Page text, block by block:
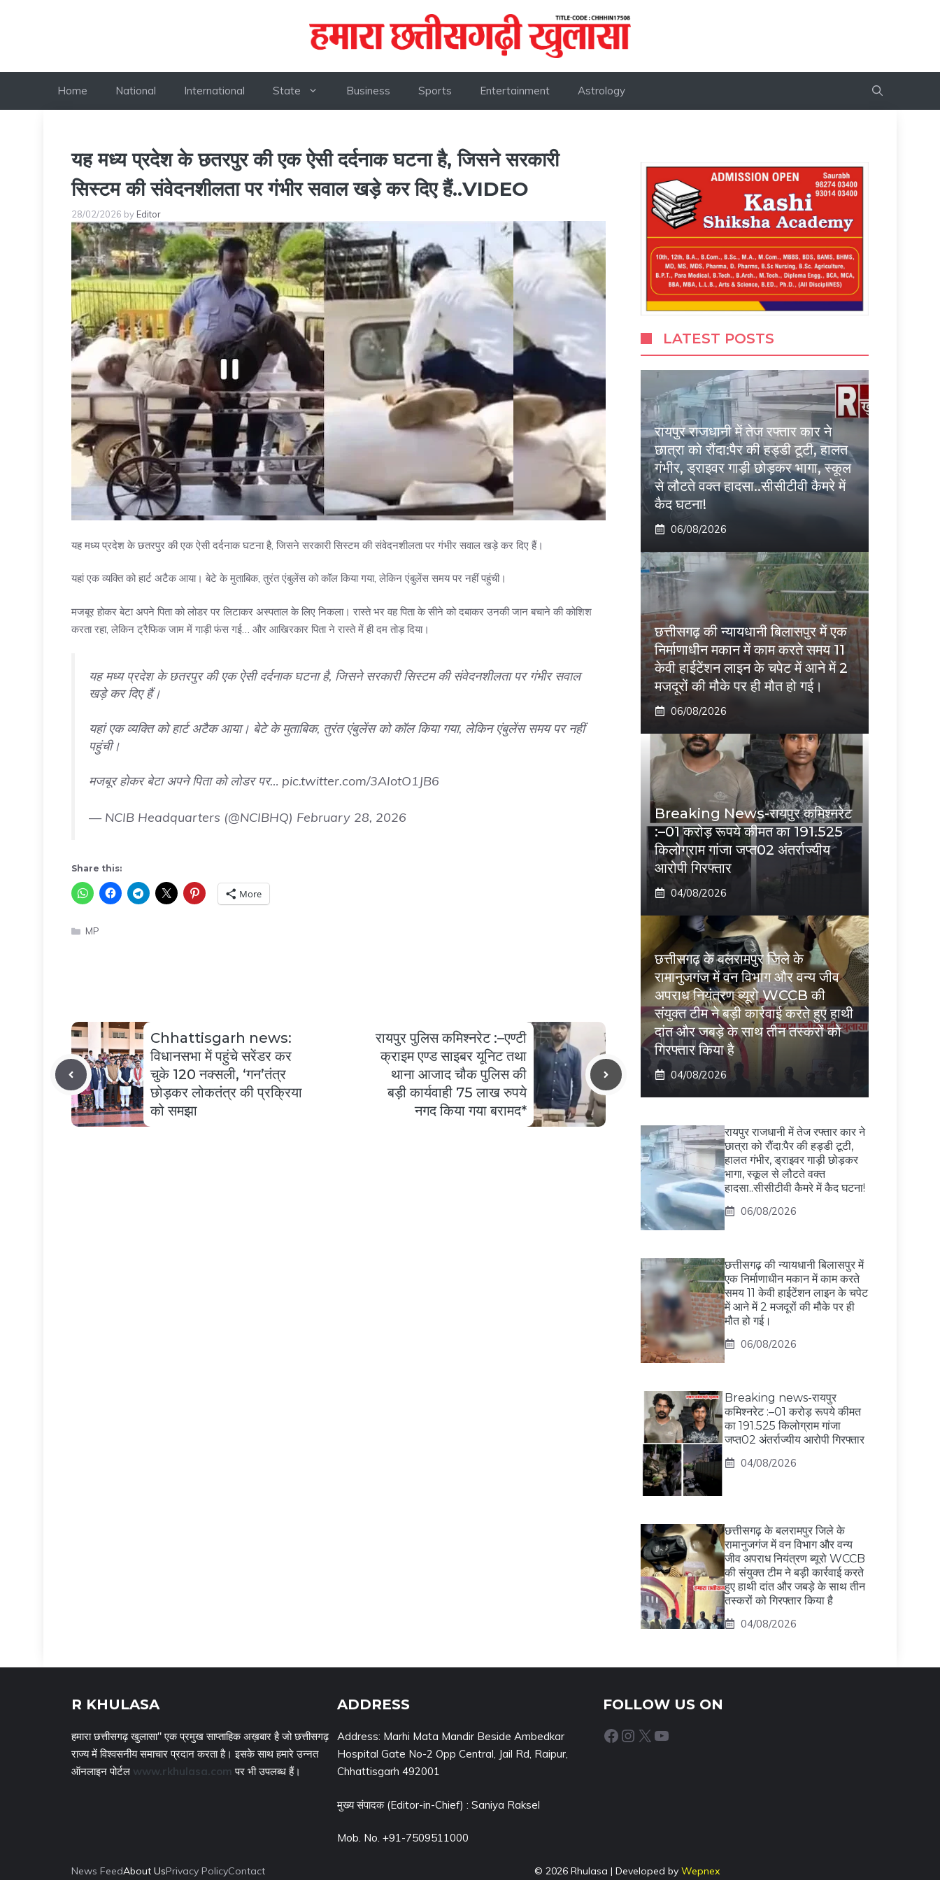
Home National International State Business Sports Entertainment Astrology
यह मध्य प्रदेश के छतरपुर की एक ऐसी दर्दनाक घटना है, जिसने सरकारी
सिस्टम की संवेदनशीलता पर गंभीर सवाल खड़े कर दिए हैं..VIDEO
28/02/2026 by Editor
यह मध्य प्रदेश के छतरपुर की एक ऐसी दर्दनाक घटना है, जिसने सरकारी सिस्टम की संवेदनशीलता पर गंभीर सवाल खड़े कर दिए हैं।
यहां एक व्यक्ति को हार्ट अटैक आया। बेटे के मुताबिक, तुरंत एंबुलेंस को कॉल किया गया, लेकिन एंबुलेंस समय पर नहीं पहुंची।
मजबूर होकर बेटा अपने पिता को लोडर पर लिटाकर अस्पताल के लिए निकला। रास्ते भर वह पिता के सीने को दबाकर उनकी जान बचाने की कोशिश
करता रहा, लेकिन ट्रैफिक जाम में गाड़ी फंस गई… और आखिरकार पिता ने रास्ते में ही दम तोड़ दिया।
यह मध्य प्रदेश के छतरपुर की एक ऐसी दर्दनाक घटना है, जिसने सरकारी सिस्टम की संवेदनशीलता पर गंभीर सवाल
खड़े कर दिए हैं।
यहां एक व्यक्ति को हार्ट अटैक आया। बेटे के मुताबिक, तुरंत एंबुलेंस को कॉल किया गया, लेकिन एंबुलेंस समय पर नहीं
पहुंची।
मजबूर होकर बेटा अपने पिता को लोडर पर… pic.twitter.com/3AIotO1JB6
— NCIB Headquarters (@NCIBHQ) February 28, 2026
Share this:
More
Categories
MP
Chhattisgarh news:
विधानसभा में पहुंचे सरेंडर कर
चुके 120 नक्‍सली, ‘गन’तंत्र
छोड़कर लोकतंत्र की प्रक्रिया
को समझा
रायपुर पुलिस कमिश्नरेट :–एण्टी
क्राइम एण्ड साइबर यूनिट तथा
थाना आजाद चौक पुलिस की
बड़ी कार्यवाही 75 लाख रुपये
नगद किया गया बरामद*
LATEST POSTS
रायपुर राजधानी में तेज रफ्तार कार ने
छात्रा को रौंदा:पैर की हड्डी टूटी, हालत
गंभीर, ड्राइवर गाड़ी छोड़कर भागा, स्कूल
से लौटते वक्त हादसा..सीसीटीवी कैमरे में
कैद घटना!
06/08/2026
छत्तीसगढ़ की न्यायधानी बिलासपुर में एक
निर्माणाधीन मकान में काम करते समय 11
केवी हाईटेंशन लाइन के चपेट में आने में 2
मजदूरों की मौके पर ही मौत हो गई।
06/08/2026
Breaking News-रायपुर कमिश्नरेट
:–01 करोड़ रूपये कीमत का 191.525
किलोग्राम गांजा जप्त02 अंतर्राज्यीय
आरोपी गिरफ्तार
04/08/2026
छत्तीसगढ़ के बलरामपुर जिले के
रामानुजगंज में वन विभाग और वन्य जीव
अपराध नियंत्रण ब्यूरो WCCB की
संयुक्त टीम ने बड़ी कार्रवाई करते हुए हाथी
दांत और जबड़े के साथ तीन तस्करों को
गिरफ्तार किया है
04/08/2026
रायपुर राजधानी में तेज रफ्तार कार ने
छात्रा को रौंदा:पैर की हड्डी टूटी,
हालत गंभीर, ड्राइवर गाड़ी छोड़कर
भागा, स्कूल से लौटते वक्त
हादसा..सीसीटीवी कैमरे में कैद घटना!
06/08/2026
छत्तीसगढ़ की न्यायधानी बिलासपुर में
एक निर्माणाधीन मकान में काम करते
समय 11 केवी हाईटेंशन लाइन के चपेट
में आने में 2 मजदूरों की मौके पर ही
मौत हो गई।
06/08/2026
Breaking news-रायपुर
कमिश्नरेट :–01 करोड़ रूपये कीमत
का 191.525 किलोग्राम गांजा
जप्त02 अंतर्राज्यीय आरोपी गिरफ्तार
04/08/2026
छत्तीसगढ़ के बलरामपुर जिले के
रामानुजगंज में वन विभाग और वन्य
जीव अपराध नियंत्रण ब्यूरो WCCB
की संयुक्त टीम ने बड़ी कार्रवाई करते
हुए हाथी दांत और जबड़े के साथ तीन
तस्करों को गिरफ्तार किया है
04/08/2026
R KHULASA
हमारा छत्तीसगढ़ खुलासा" एक प्रमुख साप्ताहिक अख़बार है जो छत्तीसगढ़
राज्य में विश्वसनीय समाचार प्रदान करता है। इसके साथ हमारे उन्नत
ऑनलाइन पोर्टल www.rkhulasa.com पर भी उपलब्ध हैं।
ADDRESS
Address: Marhi Mata Mandir Beside Ambedkar
Hospital Gate No-2 Opp Central, Jail Rd, Raipur,
Chhattisgarh 492001
मुख्य संपादक (Editor-in-Chief) : Saniya Raksel
Mob. No. +91-7509511000
FOLLOW US ON
Facebook Instagram X YouTube
News FeedAbout UsPrivacy PolicyContact © 2026 Rhulasa | Developed by Wepnex